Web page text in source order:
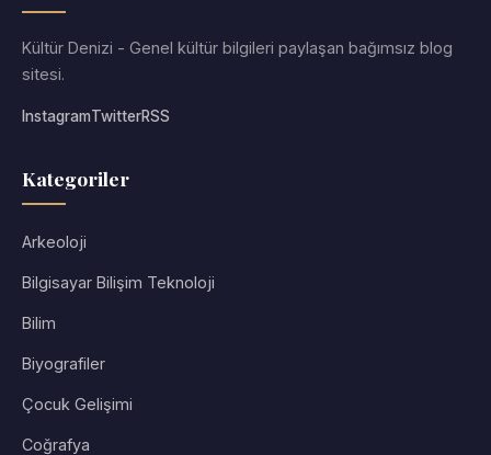
Kültür Denizi - Genel kültür bilgileri paylaşan bağımsız blog
sitesi.
InstagramTwitterRSS
Kategoriler
Arkeoloji
Bilgisayar Bilişim Teknoloji
Bilim
Biyografiler
Çocuk Gelişimi
Coğrafya